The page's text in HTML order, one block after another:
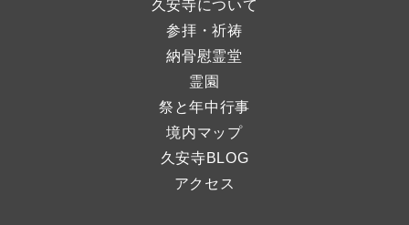
久安寺について
参拝・祈祷
納骨慰霊堂
霊園
祭と年中行事
境内マップ
久安寺BLOG
アクセス